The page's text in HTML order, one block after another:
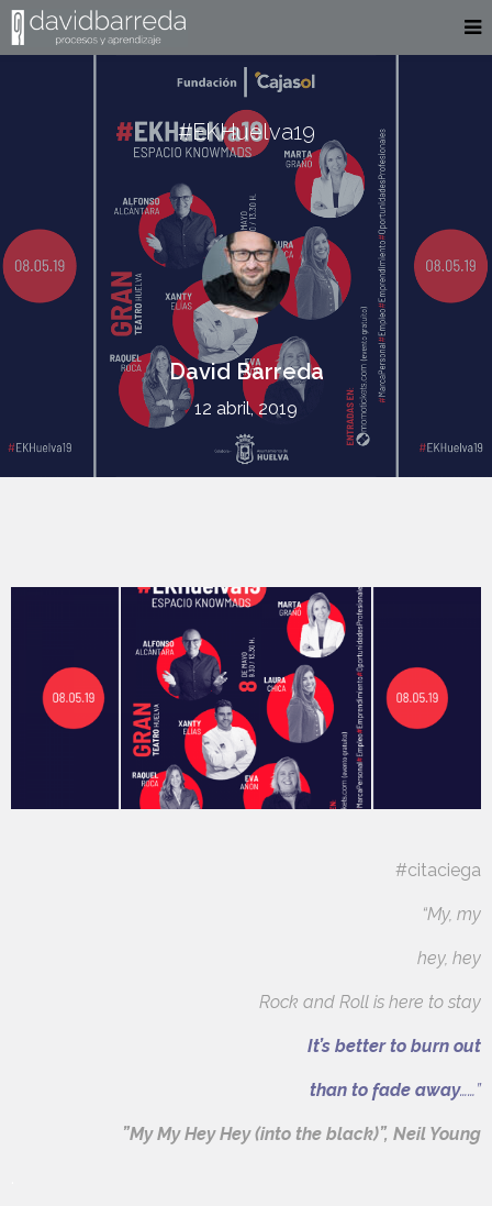
#EKHuelva19
David Barreda
12 abril, 2019
#citaciega
“My, my
hey, hey
Rock and Roll is here to stay
It’s better to burn out
than to fade away……”
”My My Hey Hey (into the black)”, Neil Young